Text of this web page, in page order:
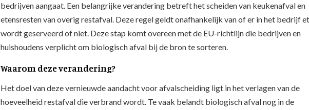
bedrijven aangaat. Een belangrijke verandering betreft het scheiden van keukenafval en
etensresten van overig restafval. Deze regel geldt onafhankelijk van of er in het bedrijf
wordt geserveerd of niet. Deze stap komt overeen met de EU-richtlijn die bedrijven en
huishoudens verplicht om biologisch afval bij de bron te sorteren.
Waarom deze verandering?
Het doel van deze vernieuwde aandacht voor afvalscheiding ligt in het verlagen van de
hoeveelheid restafval die verbrand wordt. Te vaak belandt biologisch afval nog in de